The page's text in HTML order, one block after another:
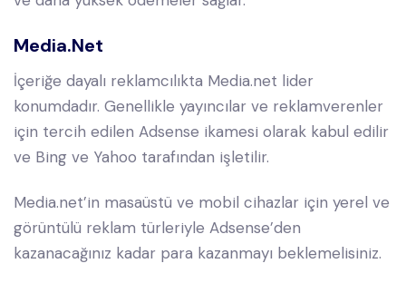
Media.net
İçeriğe dayalı reklamcılıkta Media.net lider
konumdadır. Genellikle yayıncılar ve reklamverenler
için tercih edilen Adsense ikamesi olarak kabul edilir
ve Bing ve Yahoo tarafından işletilir.
Media.net’in masaüstü ve mobil cihazlar için yerel ve
görüntülü reklam türleriyle Adsense’den
kazanacağınız kadar para kazanmayı beklemelisiniz.